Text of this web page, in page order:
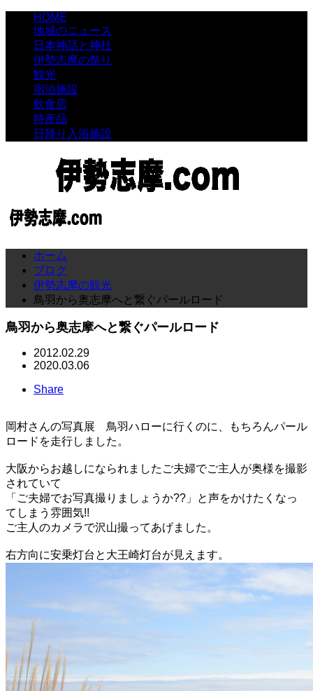
HOME
地域のニュース
日本神話と神社
伊勢志摩の祭り
観光
宿泊施設
飲食店
特産品
日帰り入浴施設
ホーム
ブログ
伊勢志摩の観光
鳥羽から奥志摩へと繋ぐパールロード
鳥羽から奥志摩へと繋ぐパールロード
2012.02.29
2020.03.06
Share
岡村さんの写真展 鳥羽ハローに行くのに、もちろんパール
ロードを走行しました。
大阪からお越しになられましたご夫婦でご主人が奥様を撮影
されていて
「ご夫婦でお写真撮りましょうか??」と声をかけたくなっ
てしまう雰囲気!!
ご主人のカメラで沢山撮ってあげました。
右方向に安乗灯台と大王崎灯台が見えます。